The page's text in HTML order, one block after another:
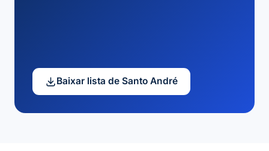
Baixar lista de Santo André